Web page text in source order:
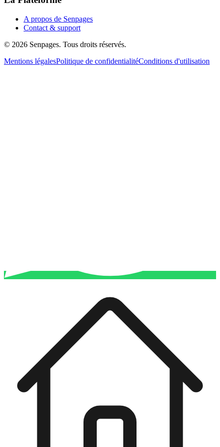
A propos de Senpages
Contact & support
© 2026 Senpages. Tous droits réservés.
Mentions légalesPolitique de confidentialitéConditions d'utilisation